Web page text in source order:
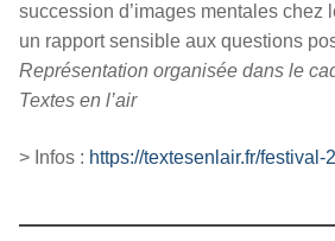
succession d’images mentales chez
un rapport sensible aux questions
Représentation organisée dans le
Textes en l’air
> Infos : https://textesenlair.fr/festival-